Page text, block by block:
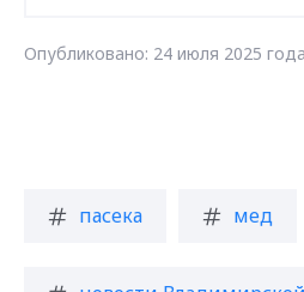
Опубликовано: 24 июля 2025 года
пасека мед